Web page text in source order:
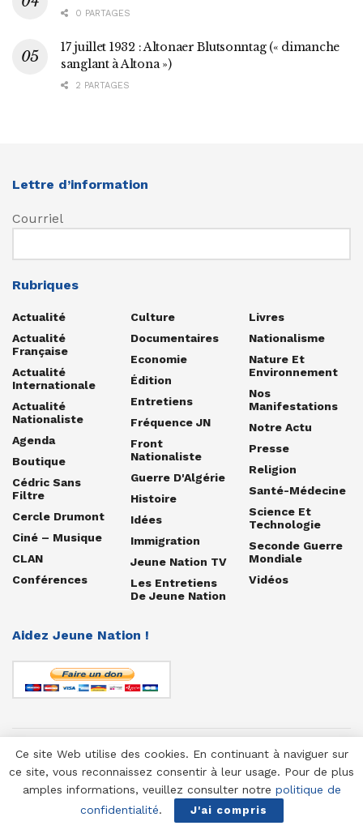
0 PARTAGES
17 juillet 1932 : Altonaer Blutsonntag (« dimanche
sanglant à Altona »)
2 PARTAGES
Lettre d’information
Courriel
Rubriques
Actualité
Actualité
Française
Actualité
Internationale
Actualité
Nationaliste
Agenda
Boutique
Cédric Sans
Filtre
Cercle Drumont
Ciné – Musique
CLAN
Conférences
Culture
Documentaires
Economie
Édition
Entretiens
Fréquence JN
Front
Nationaliste
Guerre D'Algérie
Histoire
Idées
Immigration
Jeune Nation TV
Les Entretiens
De Jeune Nation
Livres
Nationalisme
Nature Et
Environnement
Nos
Manifestations
Notre Actu
Presse
Religion
Santé-Médecine
Science Et
Technologie
Seconde Guerre
Mondiale
Vidéos
Aidez Jeune Nation !
© 1958-2025 Jeune Nation
Ce site Web utilise des cookies. En continuant à naviguer sur
ce site, vous reconnaissez consentir à leur usage. Pour de plus
amples informations, veuillez consulter notre politique de
confidentialité. J'ai compris